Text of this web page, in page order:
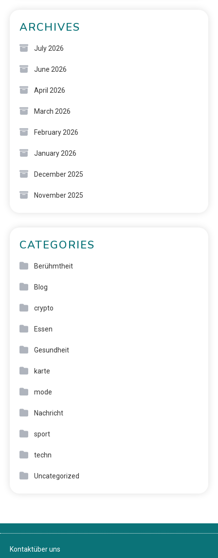
ARCHIVES
July 2026
June 2026
April 2026
March 2026
February 2026
January 2026
December 2025
November 2025
CATEGORIES
Berühmtheit
Blog
crypto
Essen
Gesundheit
karte
mode
Nachricht
sport
techn
Uncategorized
Kontaktüber uns